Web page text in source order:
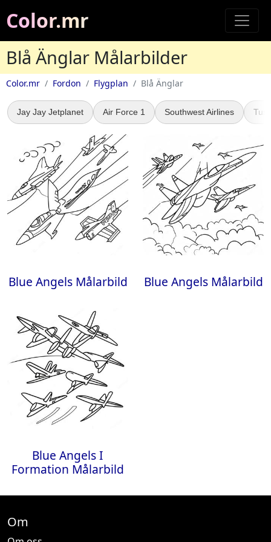
Color.mr
Blå Änglar Målarbilder
Color.mr Fordon Flygplan Blå Änglar
Jay Jay Jetplanet Air Force 1 Southwest Airlines
Blue Angels Målarbild Blue Angels Målarbild
Blue Angels I
Formation Målarbild
Om